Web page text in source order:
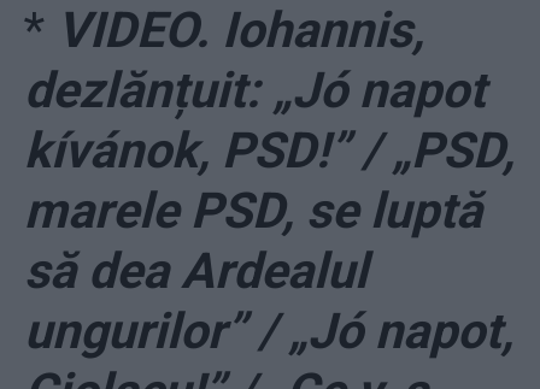
* VIDEO. Iohannis,
dezlănțuit: „Jó napot
kívánok, PSD!” / „PSD,
marele PSD, se luptă
să dea Ardealul
ungurilor” / „Jó napot,